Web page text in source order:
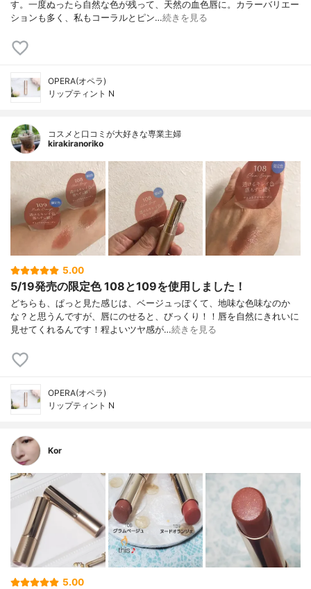
す。一度ぬったら自然な色が残って、天然の血色唇に。カラーバリエー
ションも多く、私もコーラルとピン…続きを見る
OPERA(オペラ)
リップティント N
コスメと口コミが大好きな専業主婦
kirakiranoriko
5.00
5/19発売の限定色 108と109を使用しました！
どちらも、ぱっと見た感じは、ベージュっぽくて、地味な色味なのか
な？と思うんですが、唇にのせると、びっくり！！唇を自然にきれいに
見せてくれるんです！程よいツヤ感が…続きを見る
OPERA(オペラ)
リップティント N
Kor
5.00